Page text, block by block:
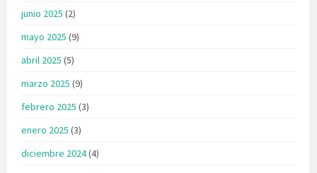
junio 2025 (2)
mayo 2025 (9)
abril 2025 (5)
marzo 2025 (9)
febrero 2025 (3)
enero 2025 (3)
diciembre 2024(4)